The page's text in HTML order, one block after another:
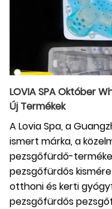
LOVIA SPA Október
Új Termékek
A Lovia Spa, a
ismert márka, a
pezsgőfürdő-
pezsgőfürdős
otthoni és kerti
pezsgőfürdős